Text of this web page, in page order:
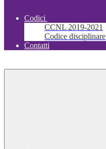
Codici
CCNL 2019-2021
Codice disciplinare
Contatti